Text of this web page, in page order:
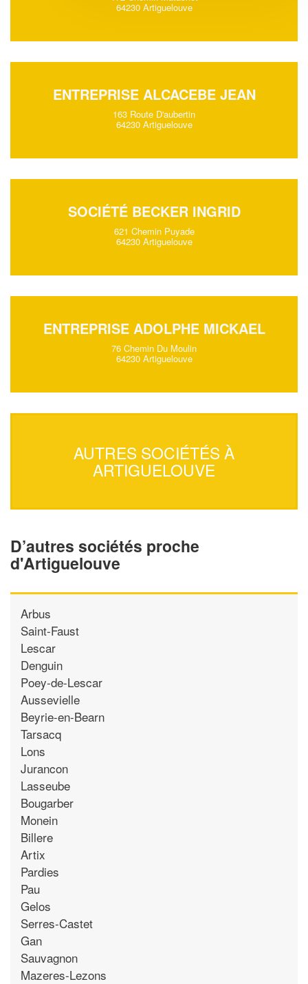
64230 Artiguelouve
ENTREPRISE ALCACEBE JEAN
163 Route D'aubertin
64230 Artiguelouve
SOCIÉTÉ BECKER INGRID
621 Chemin Puyade
64230 Artiguelouve
ENTREPRISE ADOLPHE MICKAEL
76 Chemin Du Moulin
64230 Artiguelouve
AUTRES SOCIÉTÉS À
ARTIGUELOUVE
D’autres sociétés proche
d'Artiguelouve
Arbus
Saint-Faust
Lescar
Denguin
Poey-de-Lescar
Aussevielle
Beyrie-en-Bearn
Tarsacq
Lons
Jurancon
Lasseube
Bougarber
Monein
Billere
Artix
Pardies
Pau
Gelos
Serres-Castet
Gan
Sauvagnon
Mazeres-Lezons